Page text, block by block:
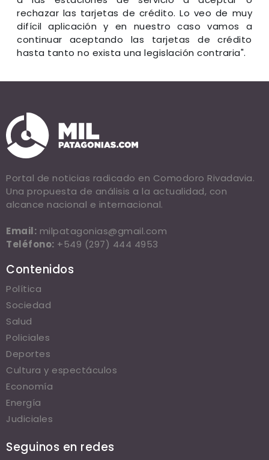
rechazar las tarjetas de crédito. Lo veo de muy
difícil aplicación y en nuestro caso vamos a
continuar aceptando las tarjetas de crédito
hasta tanto no exista una legislación contraria".
Portal de noticias radicado en Comodoro Rivadavia.
Una propuesta de análisis a la actualidad, con
alcance nacional e internacional.
Email: milpatagonias@gmail.com
Teléfono: +549 (297) 444 4953
Contenidos
Política
Sociedad
Salud
Policiales
Deportes
Cultura y espectáculos
Economía
Energía
Judiciales
Seguinos en redes